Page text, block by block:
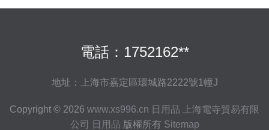
電話：1752162**
地址：上海市嘉定區環城路2222號1幢J
Copyright © 2026 www.xs996.cn 日用品
上海電寺貿易有限
公司
日用品 版權所有 Sitemap